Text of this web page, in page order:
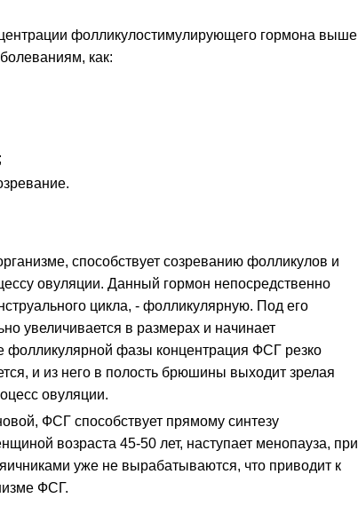
фолликулостимулирующего гормона выше
как:
способствует созреванию фолликулов и
овуляции. Данный гормон непосредственно
цикла, - фолликулярную. Под его
увеличивается в размерах и начинает
фолликулярной фазы концентрация ФСГ резко
и из него в полость брюшины выходит зрелая
овуляции.
ФСГ способствует прямому синтезу
возраста 45-50 лет, наступает менопауза, при
уже не вырабатываются, что приводит к
ФСГ.